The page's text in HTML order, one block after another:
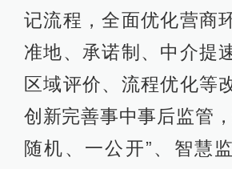
记流程，全面优化营商
准地、承诺制、中介提
区域评价、流程优化等
创新完善事中事后监管
随机、一公开”、智慧